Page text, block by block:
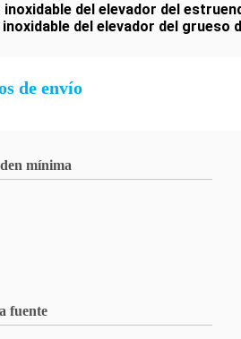
inoxidable del elevador del
del elevador del grueso
de envío
mínima
fuente